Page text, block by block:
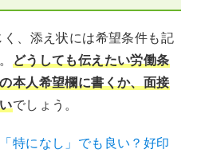
、添え状には希望条件も記
どうしても伝えたい労働条
本人希望欄に書くか、面接
でしょう。
特になし」でも良い？好印